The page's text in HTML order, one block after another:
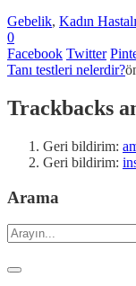
Gebelik, Kadın
0
Facebook Twitter
Tanı testleri nelerdir?
Trackbacks
Geri bildirim:
Geri bildirim:
Arama